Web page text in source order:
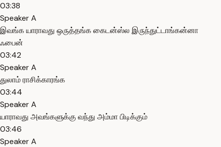
03:38
Speaker A
இவங்க யாராவது ஒருத்தங்க கைடன்ஸ்ல இருந்துட்டாங்கன்னா
ஃபைன்
03:42
Speaker A
துலாம் ராசிக்காரங்க
03:44
Speaker A
யாராவது அவங்களுக்கு வந்து அம்மா பிடிக்கும்
03:46
Speaker A